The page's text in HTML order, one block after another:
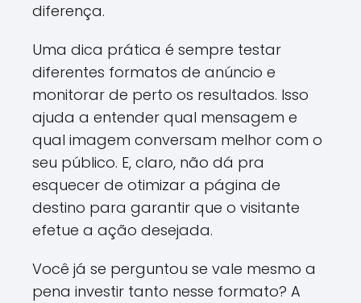
diferença.
Uma dica prática é sempre testar
diferentes formatos de anúncio e
monitorar de perto os resultados. Isso
ajuda a entender qual mensagem e
qual imagem conversam melhor com o
seu público. E, claro, não dá pra
esquecer de otimizar a página de
destino para garantir que o visitante
efetue a ação desejada.
Você já se perguntou se vale mesmo a
pena investir tanto nesse formato? A